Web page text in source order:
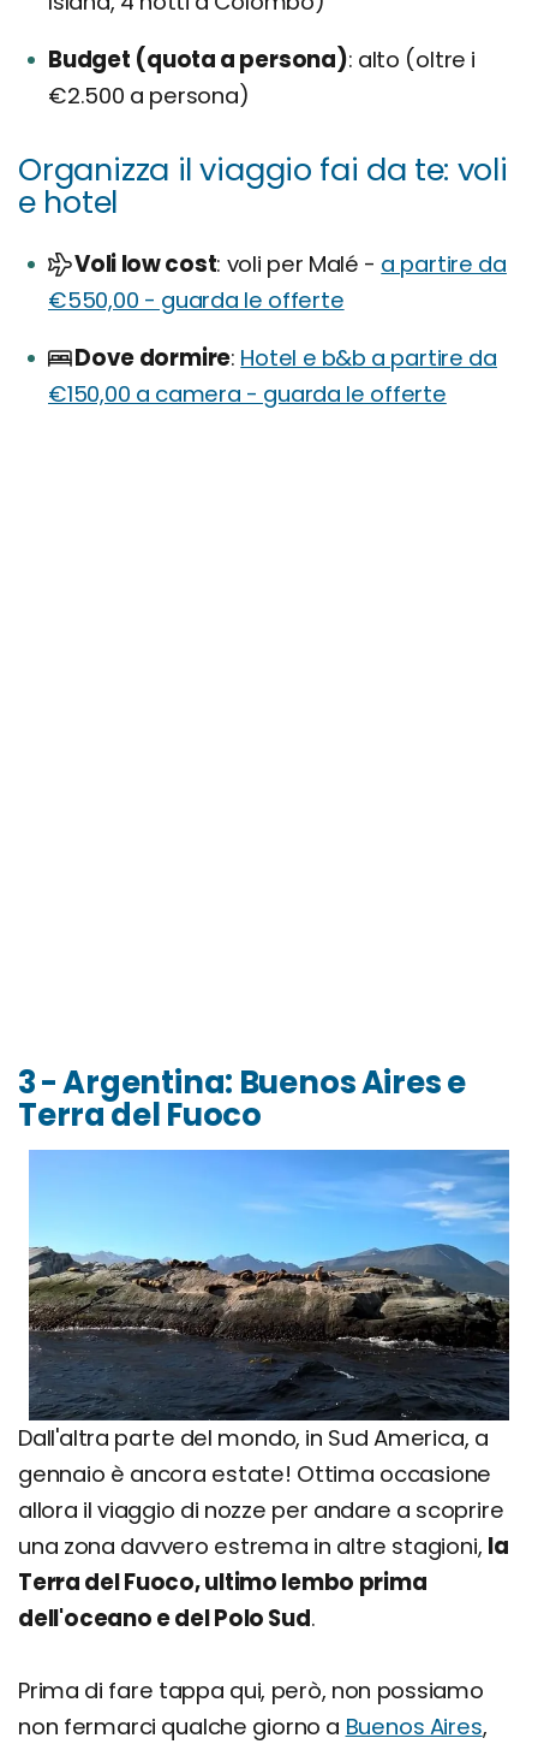
Budget (quota a persona) alto (oltre i
€2.500 a persona)
Organizza il viaggio fai da te: voli
e hotel
Voli low cost voli per Malé - a partire da
€550,00 - guarda le offerte
Dove dormire Hotel e b&b a partire da
€150,00 a camera - guarda le offerte
3 - Argentina: Buenos Aires e
Terra del Fuoco
Dall'altra parte del mondo, in Sud America, a
gennaio è ancora estate! Ottima occasione
allora il viaggio di nozze per andare a scoprire
una zona davvero estrema in altre stagioni, la
Terra del Fuoco, ultimo lembo prima
dell'oceano e del Polo Sud.
Prima di fare tappa qui, però, non possiamo
non fermarci qualche giorno a Buenos Aires,